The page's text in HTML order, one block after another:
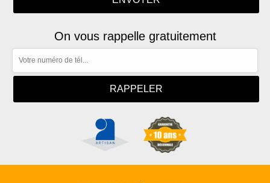
On vous rappelle gratuitement